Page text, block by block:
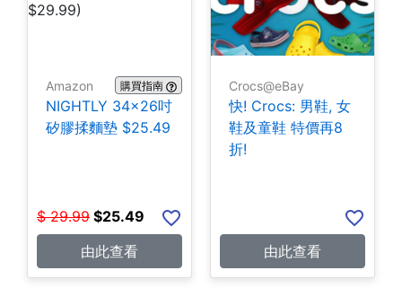
Amazon 購買指南
NIGHTLY 34x26吋
矽膠揉麵墊 $25.49
$ 29.99 $25.49
由此查看
Crocs@eBay
快! Crocs: 男鞋, 女
鞋及童鞋 特價再8
折!
由此查看